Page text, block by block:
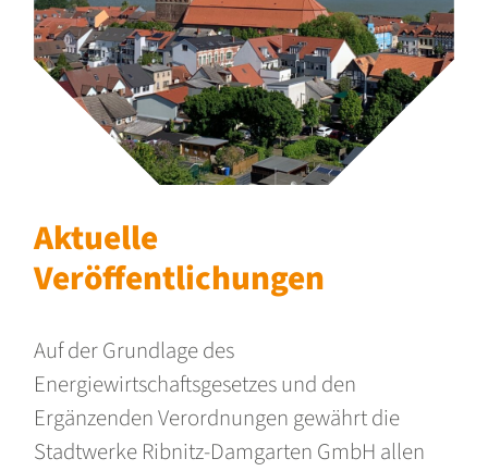
Aktuelle
Veröffentlichungen
Auf der Grundlage des
Energiewirtschaftsgesetzes und den
Ergänzenden Verordnungen gewährt die
Stadtwerke Ribnitz-Damgarten GmbH allen